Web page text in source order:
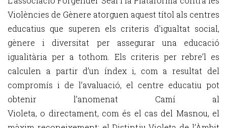
Violències de Gènere atorguen aquest títol als centres
educatius que superen els criteris d'igualtat social,
gènere i diversitat per assegurar una educació
igualitària per a tothom. Els criteris per rebre’l es
calculen a partir d’un índex i, com a resultat del
compromís i de l’avaluació, el centre educatiu pot
obtenir l’anomenat Camí al
Violeta, o directament, com és el cas del Masnou, el